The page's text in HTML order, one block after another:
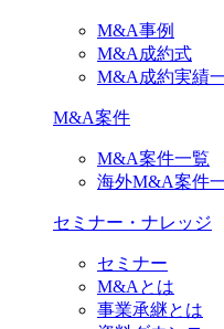
M&A事例
M&A成約式
M&A成約実績
M&A案件
M&A案件一覧
海外M&A案件
セミナー・ナレッジ
セミナー
M&Aとは
事業承継とは